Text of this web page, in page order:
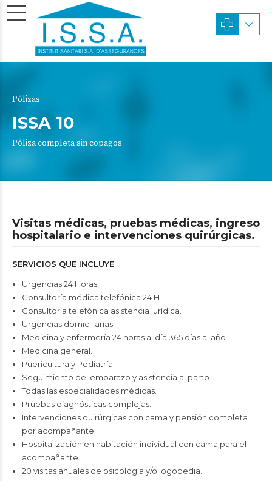
Pólizas
ISSA 10
Póliza completa sin copagos
Visitas médicas, pruebas médicas, ingreso
hospitalario e intervenciones quirúrgicas.
SERVICIOS QUE INCLUYE
Urgencias 24 Horas.
Consultoría médica telefónica 24 H.
Consultoría telefónica asistencia jurídica.
Urgencias domiciliarias.
Medicina y enfermería 24 horas al día 365 días al año.
Medicina general.
Puericultura y Pediatría.
Seguimiento del embarazo y asistencia al parto.
Todas las especialidades médicas.
Pruebas diagnósticas complejas.
Intervenciones quirúrgicas con cama y pensión completa
por acompañante.
Hospitalización en habitación individual con cama para el
acompañante.
20 visitas anuales de psicología y/o logopedia.